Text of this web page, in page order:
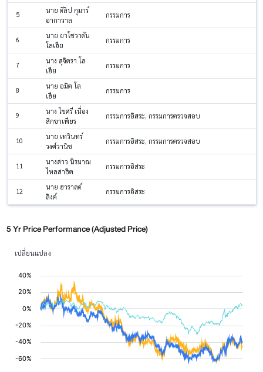
5
นาย ดีลิป กุมาร์
อากาวาล
กรรมการ
6
นาย ยาโชวาดัน
โลเฮีย
กรรมการ
7
นาง สุจิตรา โล
เฮีย
กรรมการ
8
นาย อมิต โล
เฮีย
กรรมการ
9
นาง ไขศรี เนื่อง
สิกขาเพียร
กรรมการอิสระ, กรรมการตรวจสอบ
10
นาย เทวินทร์
วงศ์วานิช
กรรมการอิสระ, กรรมการตรวจสอบ
11
นางสาว นิรมาณ
ไหลสาธิต
กรรมการอิสระ
12
นาย ฮาราลด์
ลิงค์
กรรมการอิสระ
5 Yr Price Performance (Adjusted Price)
เปลี่ยนแปลง